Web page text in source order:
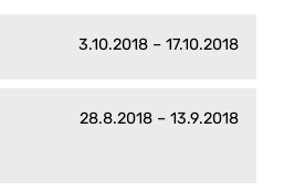
3.10.2018 – 17.10.2018
28.8.2018 – 13.9.2018